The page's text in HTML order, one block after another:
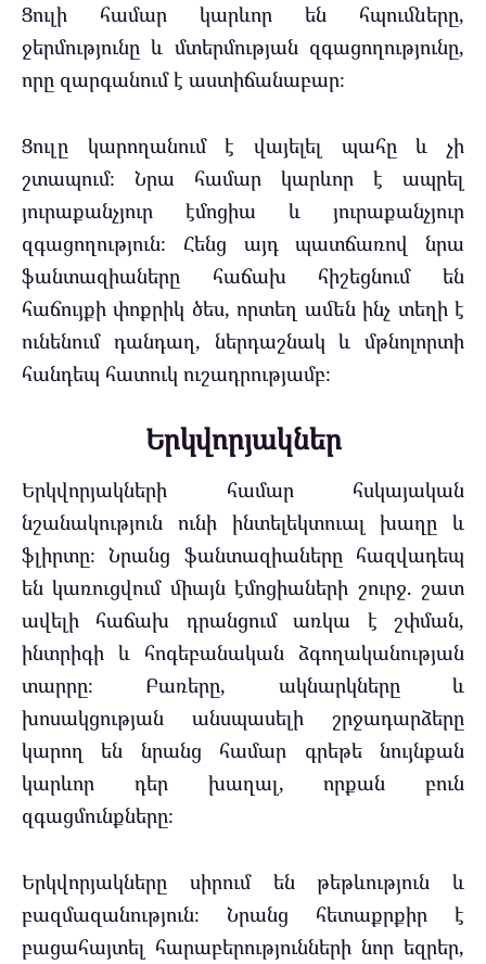
Ցուլի համար կարևոր են հպումները,
ջերմությունը և մտերմության զգացողությունը,
որը զարգանում է աստիճանաբար։
Ցուլը կարողանում է վայելել պահը և չի
շտապում։ Նրա համար կարևոր է ապրել
յուրաքանչյուր էմոցիա և յուրաքանչյուր
զգացողություն։ Հենց այդ պատճառով նրա
ֆանտազիաները հաճախ հիշեցնում են
հաճույքի փոքրիկ ծես, որտեղ ամեն ինչ տեղի է
ունենում դանդաղ, ներդաշնակ և մթնոլորտի
հանդեպ հատուկ ուշադրությամբ։
Երկվորյակներ
Երկվորյակների համար հսկայական
նշանակություն ունի ինտելեկտուալ խաղը և
ֆլիրտը։ Նրանց ֆանտազիաները հազվադեպ
են կառուցվում միայն էմոցիաների շուրջ. շատ
ավելի հաճախ դրանցում առկա է շփման,
ինտրիգի և հոգեբանական ձգողականության
տարրը։ Բառերը, ակնարկները և
խոսակցության անսպասելի շրջադարձերը
կարող են նրանց համար գրեթե նույնքան
կարևոր դեր խաղալ, որքան բուն
զգացմունքները։
Երկվորյակները սիրում են թեթևություն և
բազմազանություն։ Նրանց հետաքրքիր է
բացահայտել հարաբերությունների նոր եզրեր,